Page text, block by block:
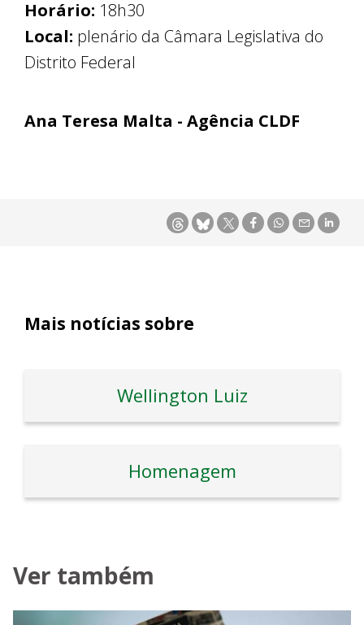
Horário: 18h30
Local: plenário da Câmara Legislativa do
Distrito Federal
Ana Teresa Malta - Agência CLDF
Mais notícias sobre
Wellington Luiz
Homenagem
Ver também